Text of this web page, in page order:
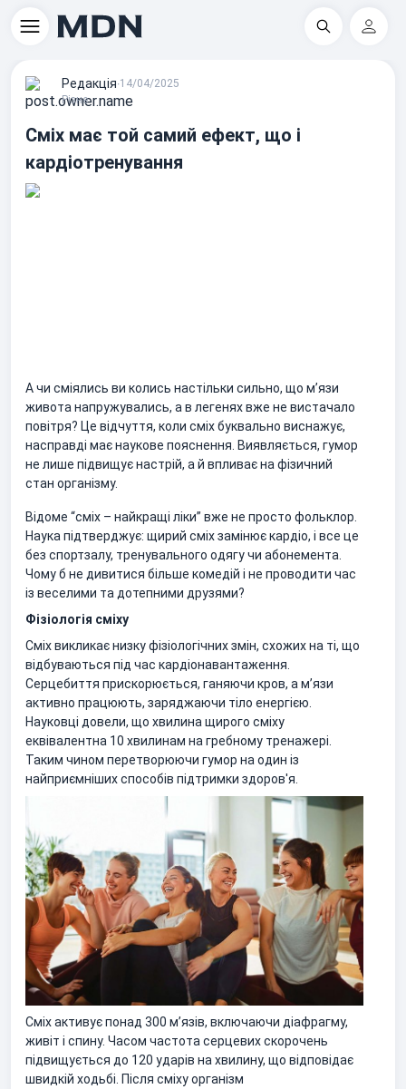
Пошук
Редакцiя∙14/04/2025
Різне
Сміх має той самий ефект, що і
кардіотренування
А чи сміялись ви колись настільки сильно, що м’язи
живота напружувались, а в легенях вже не вистачало
повітря? Це відчуття, коли сміх буквально виснажує,
насправді має наукове пояснення. Виявляється, гумор
не лише підвищує настрій, а й впливає на фізичний
стан організму.
Відоме “сміх – найкращі ліки” вже не просто фольклор.
Наука підтверджує: щирий сміх замінює кардіо, і все це
без спортзалу, тренувального одягу чи абонемента.
Чому б не дивитися більше комедій і не проводити час
із веселими та дотепними друзями?
Фізіологія сміху
Сміх викликає низку фізіологічних змін, схожих на ті, що
відбуваються під час кардіонавантаження.
Серцебиття прискорюється, ганяючи кров, а м’язи
активно працюють, заряджаючи тіло енергією.
Науковці довели, що хвилина щирого сміху
еквівалентна 10 хвилинам на гребному тренажері.
Таким чином перетворюючи гумор на один із
найприємніших способів підтримки здоров'я.
Сміх активує понад 300 м’язів, включаючи діафрагму,
живіт і спину. Часом частота серцевих скорочень
підвищується до 120 ударів на хвилину, що відповідає
швидкій ходьбі. Після сміху організм